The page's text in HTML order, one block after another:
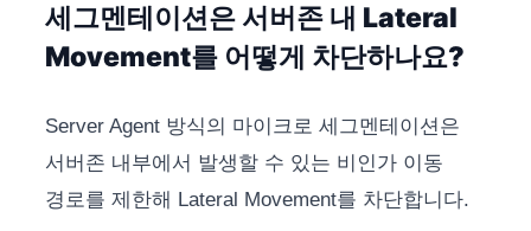
세그멘테이션은 서버존 내 Lateral
Movement를 어떻게 차단하나요?
Server Agent 방식의 마이크로 세그멘테이션은
서버존 내부에서 발생할 수 있는 비인가 이동
경로를 제한해 Lateral Movement를 차단합니다.